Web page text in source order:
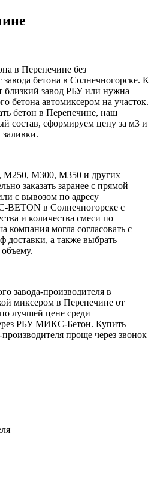
в Перепечине без
бетона в Солнечногорске. К
близкий завод РБУ или нужна
бетона автомиксером на участок.
бетон в Перепечине, наш
состав, сформируем цену за м3 и
М300, М350 и других
заказать заранее с прямой
с вывозом по адресу
в Солнечногорске с
и количества смеси по
компания могла согласовать с
доставки, а также выбрать
завода-производителя в
миксером в Перепечине от
лучшей цене среди
РБУ МИКС-Бетон. Купить
проще через звонок